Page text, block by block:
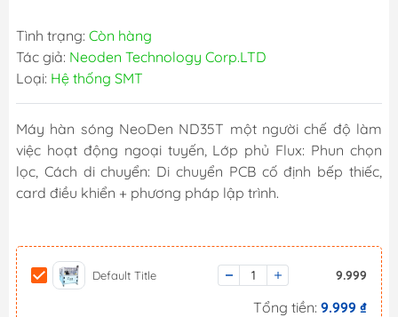
Tình trạng: Còn hàng
Tác giả: Neoden Technology Corp.LTD
Loại: Hệ thống SMT
Máy hàn sóng NeoDen ND35T một người chế độ làm
việc hoạt động ngoại tuyến, Lớp phủ Flux: Phun chọn
lọc, Cách di chuyển: Di chuyển PCB cố định bếp thiếc,
card điều khiển + phương pháp lập trình.
Default Title 9.999
Tổng tiền: 9.999 ₫